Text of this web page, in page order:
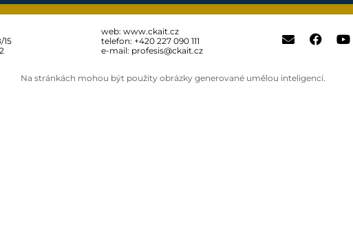
15
web: www.ckait.cz
telefon: +420 227 090 111
e-mail: profesis@ckait.cz
Na stránkách mohou být použity obrázky generované umělou inteligencí.